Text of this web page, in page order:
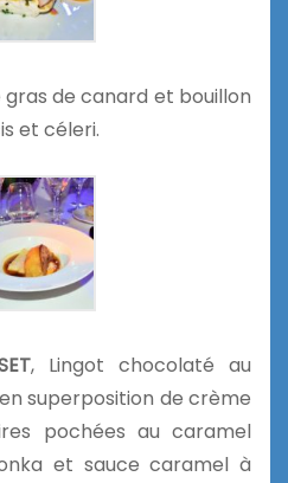
gras de canard et bouillon
et céleri.
, Lingot chocolaté au
superposition de crème
pochées au caramel
et sauce caramel à